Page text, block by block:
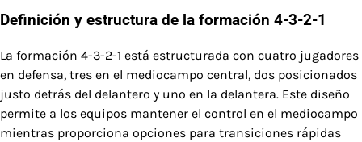
Definición y estructura de la formación 4-3-2-1
La formación 4-3-2-1 está estructurada con cuatro jugadores
en defensa, tres en el mediocampo central, dos posicionados
justo detrás del delantero y uno en la delantera. Este diseño
permite a los equipos mantener el control en el mediocampo
mientras proporciona opciones para transiciones rápidas